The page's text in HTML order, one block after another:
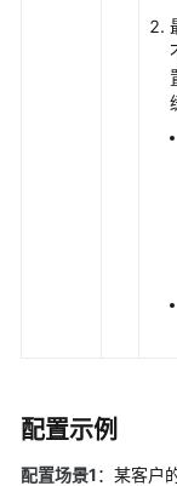
配置示例
配置场景1：某客户